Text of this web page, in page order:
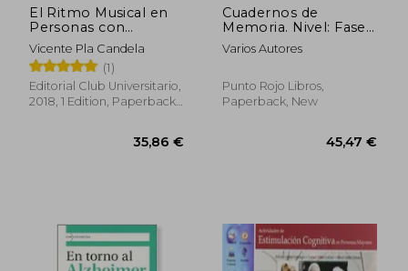
El Ritmo Musical en
Personas con
Alzheimer Leve u
Otros Deterioros
Cognitivos Leves (in
Spanish)
Vicente Pla Candela
(1)
Editorial Club Universitario,
2018, 1 Edition, Paperback,
Cuadernos de
Memoria. Nivel: Fases
Leves (in Spanish)
Varios Autores
Punto Rojo Libros,
Paperback, New